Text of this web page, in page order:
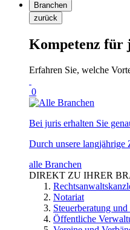
Branchen
zurück
Kompetenz für
Erfahren Sie, welche
0
Bei juris erhalten Sie
Durch unsere langjährige
alle Branchen
DIREKT ZU IHRER
Notariat
Steuerberatung
Öffentliche